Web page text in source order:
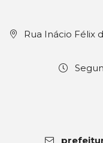
Rua Inácio Félix